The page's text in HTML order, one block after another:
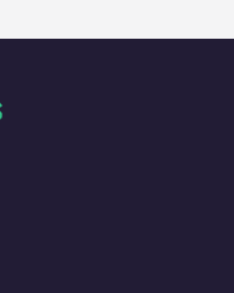
créer la meilleure
de véhicules
électriques sont très
des conducteurs de
votre évaluation de votre